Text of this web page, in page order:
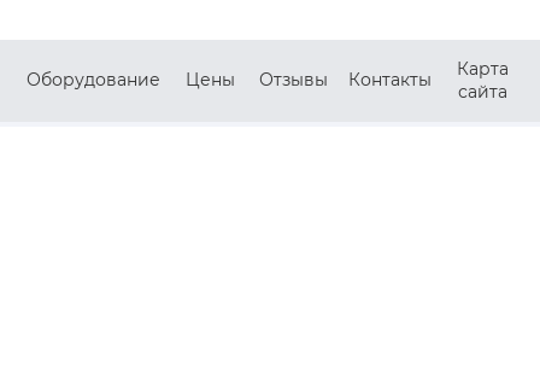
Оборудование Цены Отзывы Контакты
Карта
сайта